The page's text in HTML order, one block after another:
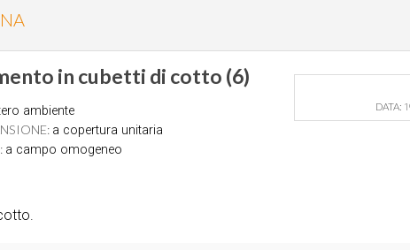
DATA:
in cubetti di cotto (6)
ambiente
a copertura unitaria
a campo omogeneo